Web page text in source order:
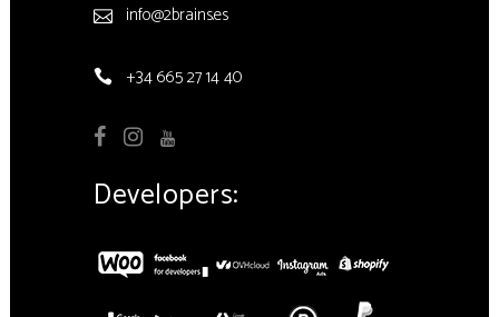
info@2brains.es
+34 665 27 14 40
Developers: